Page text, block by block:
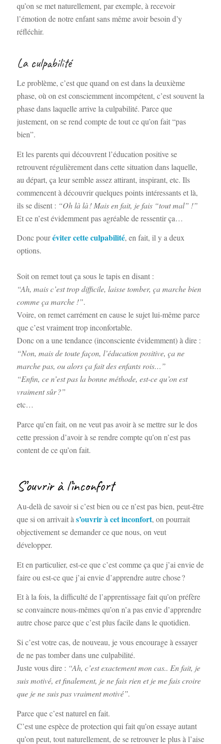
qu’on se met naturellement, par exemple, à recevoir
l’émotion de notre enfant sans même avoir besoin d’y
réfléchir.
La culpabilité
Le problème, c’est que quand on est dans la deuxième
phase, où on est consciemment incompétent, c’est souvent la
phase dans laquelle arrive la culpabilité. Parce que
justement, on se rend compte de tout ce qu’on fait “pas
bien”.
Et les parents qui découvrent l’éducation positive se
retrouvent régulièrement dans cette situation dans laquelle,
au départ, ça leur semble assez attirant, inspirant, etc. Ils
commencent à découvrir quelques points intéressants et là,
ils se disent : “Oh là là ! Mais en fait, je fais “tout mal” !”
Et ce n’est évidemment pas agréable de ressentir ça…
Donc pouréviter cette culpabilité, en fait, il y a deux
options.
Soit on remet tout ça sous le tapis en disant :
“Ah, mais c’est trop difficile, laisse tomber, ça marche bien
comme ça marche !”.
Voire, on remet carrément en cause le sujet lui-même parce
que c’est vraiment trop inconfortable.
Donc on a une tendance (inconsciente évidemment) à dire :
“Non, mais de toute façon, l’éducation positive, ça ne
marche pas, ou alors ça fait des enfants rois…”
“Enfin, ce n’est pas la bonne méthode, est-ce qu’on est
vraiment sûr ?”
etc…
Parce qu’en fait, on ne veut pas avoir à se mettre sur le dos
cette pression d’avoir à se rendre compte qu’on n’est pas
content de ce qu’on fait.
S’ouvrir à l’inconfort
Au-delà de savoir si c’est bien ou ce n’est pas bien, peut-être
que si on arrivait à s’ouvrir à cet inconfort, on pourrait
objectivement se demander ce que nous, on veut
développer.
Et en particulier, est-ce que c’est comme ça que j’ai envie de
faire ou est-ce que j’ai envie d’apprendre autre chose ?
Et à la fois, la difficulté de l’apprentissage fait qu’on préfère
se convaincre nous-mêmes qu’on n’a pas envie d’apprendre
autre chose parce que c’est plus facile dans le quotidien.
Si c’est votre cas, de nouveau, je vous encourage à essayer
de ne pas tomber dans une culpabilité.
Juste vous dire : “Ah, c’est exactement mon cas.. En fait, je
suis motivé, et finalement, je ne fais rien et je me fais croire
que je ne suis pas vraiment motivé”.
Parce que c’est naturel en fait.
C’est une espèce de protection qui fait qu’on essaye autant
qu’on peut, tout naturellement, de se retrouver le plus à l’aise